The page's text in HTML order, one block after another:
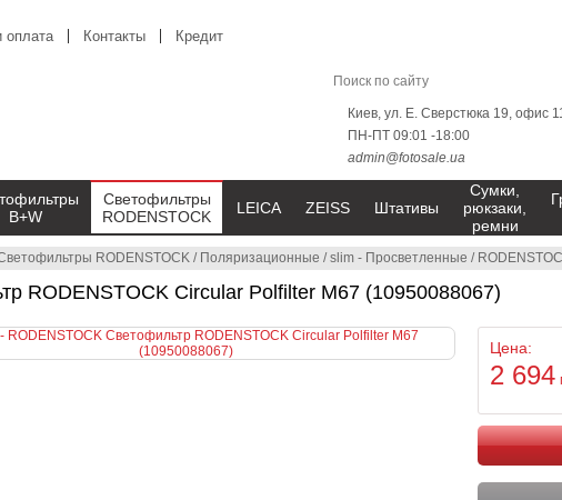
RODENSTOCK / Поляризационные /slim - Просветленные /
RODENSTOCK Circular Polfilter M67 (10950088067)
Цена:
2 694
оплата Контакты Кредит
Киев, ул. Е. Сверстюка 19, офис
ПН-ПТ 09:01 -18:00
admin@fotosale.ua
B+W
Светофильтры
RODENSTOCK
LEICA ZEISS Штативы
Сумки,
рюкзаки,
ремни